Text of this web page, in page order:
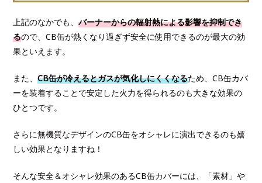
上記のなかでも、バーナーからの輻射熱による影響を抑制でき
るので、CB缶が熱くなり過ぎず安全に使用できるのが最大の効
果といえます。
また、CB缶が冷えるとガスが気化しにくくなるため、CB缶カバ
ーを装着することで安定した火力を得られるのも大きな効果の
ひとつです。
さらに無機質なデザインのCB缶をオシャレに演出できるのも嬉
しい効果となりますね！
そんな安全＆オシャレ効果のあるCB缶カバーには、「素材」や